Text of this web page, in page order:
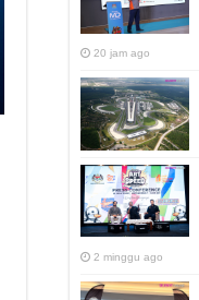
20 jam ago
2 minggu ago